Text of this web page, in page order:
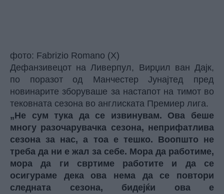
фото: Fabrizio Romano (X)
Дефанзивецот на Ливерпул, Вирџил ван Дајк,
по поразот од Манчестер Јунајтед пред
новинарите зборуваше за настапот на тимот во
тековната сезона во англиската Премиер лига.
„Не сум тука да се извинувам. Ова беше
многу разочарувачка сезона, неприфатлива
сезона за нас, а тоа е тешко. Воопшто не
треба да ни е жал за себе. Мора да работиме,
мора да ги свртиме работите и да се
осигураме дека ова нема да се повтори
следната сезона, бидејќи ова е